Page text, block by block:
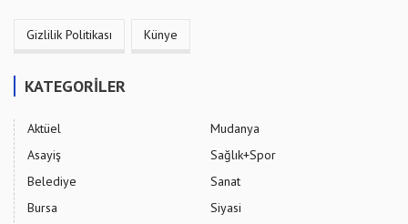
Gizlilik Politikası Künye
KATEGORİLER
Aktüel
Asayiş
Belediye
Bursa
Mudanya
Sağlık+Spor
Sanat
Siyasi